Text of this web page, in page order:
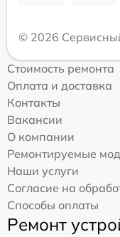
© 2026
Стоимость ремонта
Оплата и доставка
Контакты
Вакансии
О компании
Ремонтируемые
Наши услуги
Согласие на
Способы оплаты
Ремонт